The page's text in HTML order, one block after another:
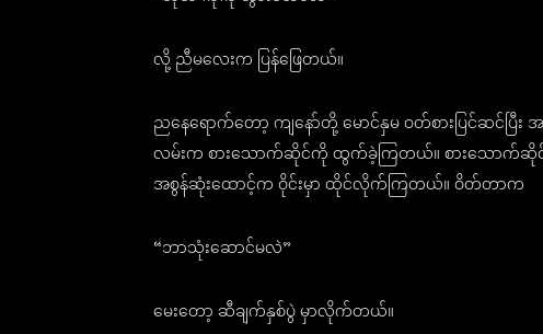
လို့ ညီမလေးက ပြန်ဖြေတယ်။
ညနေရောက်တော့ ကျနော်တို့ မောင်နှမ ဝတ်စားပြင်ဆင်ပြီ
လမ်းက စားသောက်ဆိုင်ကို ထွက်ခဲ့ကြတယ်။ စားသောက်ဆို
အစွန်ဆုံးထောင့်က ဝိုင်းမှာ ထိုင်လိုက်ကြတယ်။ ဝိတ်တာက
“ဘာသုံးဆောင်မလဲ”
မေးတော့ ဆီချက်နှစ်ပွဲ မှာလိုက်တယ်။